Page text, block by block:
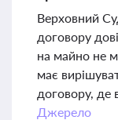
Верховний
договору
на майно не
має
договору, де
Джерело